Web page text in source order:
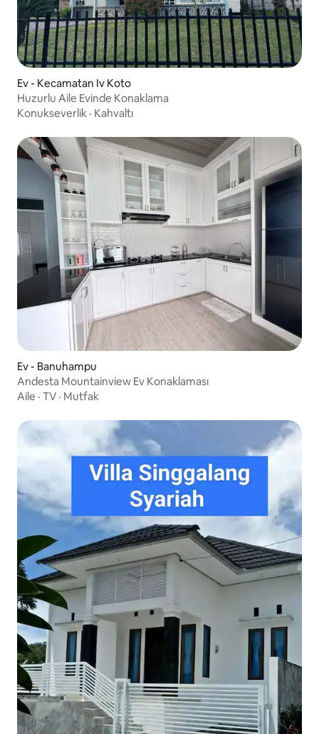
Ev - Kecamatan Iv Koto
Huzurlu Aile Evinde Konaklama
Konukseverlik · Kahvaltı
Ev - Banuhampu
Andesta Mountainview Ev Konaklaması
Aile · TV · Mutfak